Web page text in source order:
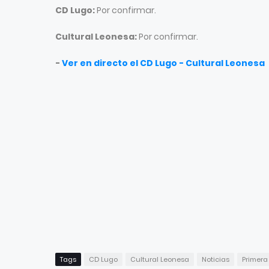
CD Lugo:Por confirmar.
Cultural Leonesa:Por confirmar.
- Ver en directo el CD Lugo - Cultural Leonesa
Tags CD Lugo Cultural Leonesa Noticias Primera